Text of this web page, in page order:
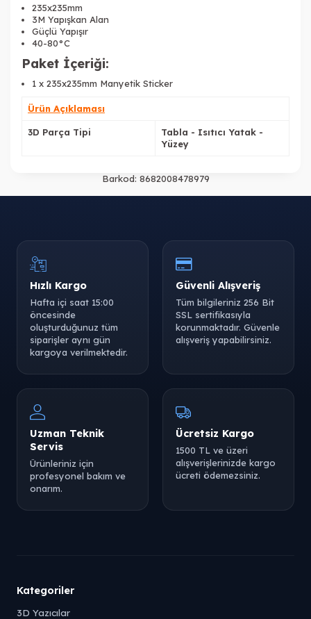
235x235mm
3M Yapışkan Alan
Güçlü Yapışır
40-80°C
Paket İçeriği:
1 x 235x235mm Manyetik Sticker
Ürün Açıklaması
3D Parça Tipi
Tabla - Isıtıcı Yatak -
Yüzey
Barkod: 8682008478979
Hızlı Kargo
Hafta içi saat 15:00
öncesinde
oluşturduğunuz tüm
siparişler aynı gün
kargoya verilmektedir.
Güvenli Alışveriş
Tüm bilgileriniz 256 Bit
SSL sertifikasıyla
korunmaktadır. Güvenle
alışveriş yapabilirsiniz.
Uzman Teknik
Servis
Ürünleriniz için
profesyonel bakım ve
onarım.
Ücretsiz Kargo
1500 TL ve üzeri
alışverişlerinizde kargo
ücreti ödemezsiniz.
Kategoriler
3D Yazıcılar